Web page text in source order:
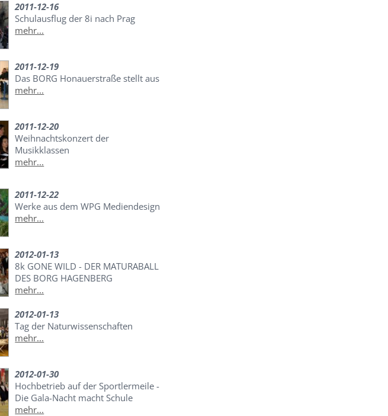
2011-12-16
Schulausflug der 8i nach Prag
mehr...
2011-12-19
Das BORG Honauerstraße stellt aus
mehr...
2011-12-20
Weihnachtskonzert der
Musikklassen
mehr...
2011-12-22
Werke aus dem WPG Mediendesign
mehr...
2012-01-13
8k GONE WILD - DER MATURABALL
DES BORG HAGENBERG
mehr...
2012-01-13
Tag der Naturwissenschaften
mehr...
2012-01-30
Hochbetrieb auf der Sportlermeile -
Die Gala-Nacht macht Schule
mehr...